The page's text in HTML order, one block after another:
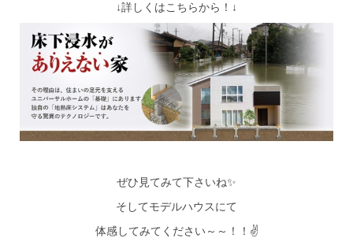
↓詳しくはこちらから！↓
ぜひ見てみて下さいね✨
そしてモデルハウスにて
体感してみてください～～！！✌